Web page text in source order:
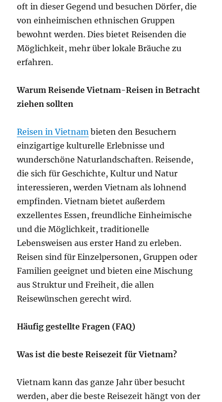
oft in dieser Gegend und besuchen Dörfer, die
von einheimischen ethnischen Gruppen
bewohnt werden. Dies bietet Reisenden die
Möglichkeit, mehr über lokale Bräuche zu
erfahren.
Warum Reisende Vietnam-Reisen in Betracht
ziehen sollten
Reisen in Vietnam bieten den Besuchern
einzigartige kulturelle Erlebnisse und
wunderschöne Naturlandschaften. Reisende,
die sich für Geschichte, Kultur und Natur
interessieren, werden Vietnam als lohnend
empfinden. Vietnam bietet außerdem
exzellentes Essen, freundliche Einheimische
und die Möglichkeit, traditionelle
Lebensweisen aus erster Hand zu erleben.
Reisen sind für Einzelpersonen, Gruppen oder
Familien geeignet und bieten eine Mischung
aus Struktur und Freiheit, die allen
Reisewünschen gerecht wird.
Häufig gestellte Fragen (FAQ)
Was ist die beste Reisezeit für Vietnam?
Vietnam kann das ganze Jahr über besucht
werden, aber die beste Reisezeit hängt von der